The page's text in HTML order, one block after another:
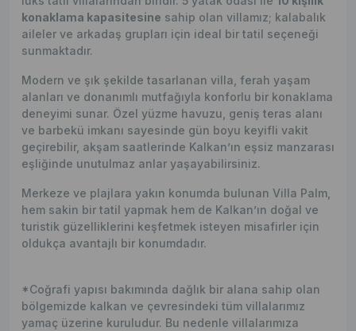
konaklama kapasitesine sahip olan villamız; kalabalık
aileler ve arkadaş grupları için ideal bir tatil seçeneği
sunmaktadır.
Modern ve şık şekilde tasarlanan villa, ferah yaşam
alanları ve donanımlı mutfağıyla konforlu bir konaklama
deneyimi sunar. Özel yüzme havuzu, geniş teras alanı
ve barbekü imkanı sayesinde gün boyu keyifli vakit
geçirebilir, akşam saatlerinde Kalkan’ın eşsiz manzarası
eşliğinde unutulmaz anlar yaşayabilirsiniz.
Merkeze ve plajlara yakın konumda bulunan Villa Palm,
hem sakin bir tatil yapmak hem de Kalkan’ın doğal ve
turistik güzelliklerini keşfetmek isteyen misafirler için
oldukça avantajlı bir konumdadır.
*Coğrafi yapısı bakımında dağlık bir alana sahip olan
bölgemizde kalkan ve çevresindeki tüm villalarımız
yamaç üzerine kuruludur. Bu nedenle villalarımıza